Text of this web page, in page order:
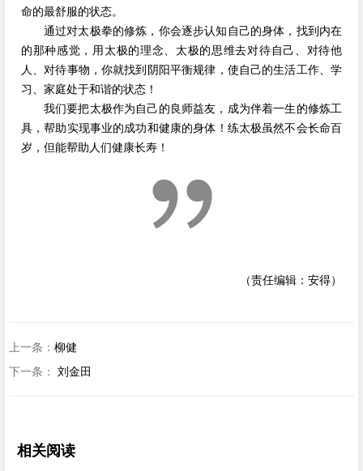
命的最舒服的状态。
通过对太极拳的修炼，你会逐步认知自己的身体，找到内在
的那种感觉，用太极的理念、太极的思维去对待自己、对待他
人、对待事物，你就找到阴阳平衡规律，使自己的生活工作、学
习、家庭处于和谐的状态！
我们要把太极作为自己的良师益友，成为伴着一生的修炼工
具，帮助实现事业的成功和健康的身体！练太极虽然不会长命百
岁，但能帮助人们健康长寿！
（责任编辑：安得）
上一条： 柳健
下一条： 刘金田
相关阅读